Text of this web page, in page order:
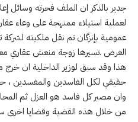
جدير بالذكر ان الملف فحرته وسائل
لعملية استيلاء ممنهجة على وعاء
عمومية بإنزگان تم نقل ملكيته
الغرض .تسيرها زوجة منعش عقاري
هذا وقد سبق لوزير الداخلية ان خرج
حقيقي لكل الفاسدين والمفسدين ،
وان مصير كل فاسد هو العزل ثم
من خلال هذه القضية وقضايا اخرى